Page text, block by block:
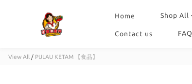
Home Shop All
Contact us FAQ
View All / PULAU KETAM 【食品】